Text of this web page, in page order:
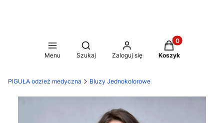
Menu
Otwórz wyszukiwarkę
Szukaj Zaloguj się
Produkty w
Koszyk
PIGUŁA odzież medyczna Bluzy Jednokolorowe